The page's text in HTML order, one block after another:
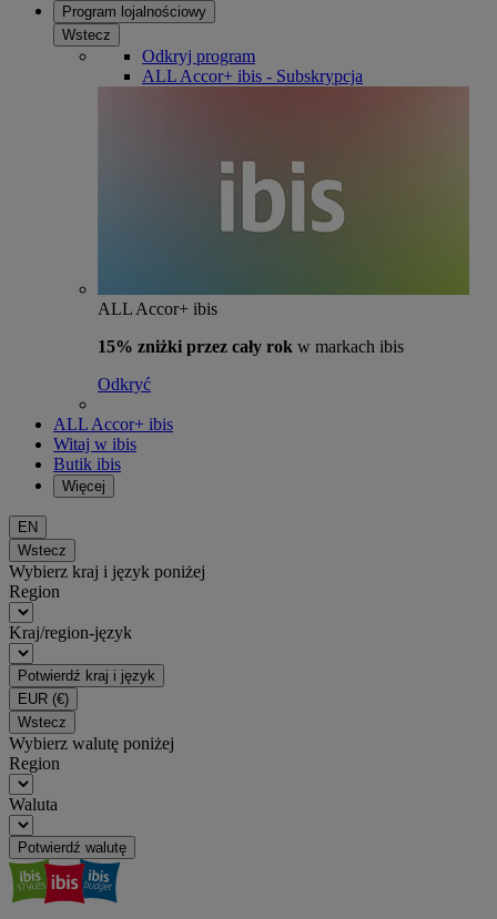
Program lojalnościowy
Wstecz
Odkryj program
ALL Accor+ ibis - Subskrypcja
ALL Accor+ ibis
15% zniżki przez cały rok w markach ibis
Odkryć
ALL Accor+ ibis
Witaj w ibis
Butik ibis
Więcej
EN
Wstecz
Wybierz kraj i język poniżej
Region
Kraj/region-język
Potwierdź kraj i język
EUR (€)
Wstecz
Wybierz walutę poniżej
Region
Waluta
Potwierdź walutę